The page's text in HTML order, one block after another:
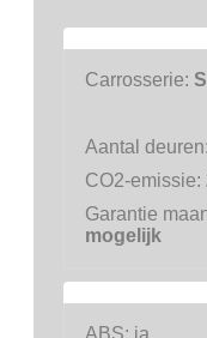
Carrosserie:
Aantal deuren:
CO2-emissie:
Garantie
mogelijk